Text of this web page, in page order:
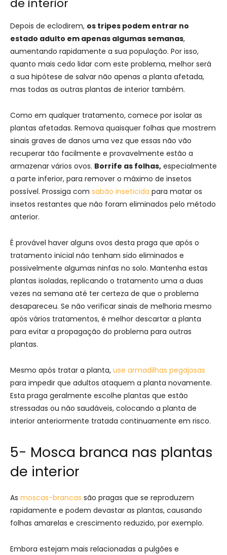
de interior
Depois de eclodirem, os tripes podem entrar no
estado adulto em apenas algumas semanas,
aumentando rapidamente a sua população. Por isso,
quanto mais cedo lidar com este problema, melhor será
a sua hipótese de salvar não apenas a planta afetada,
mas todas as outras plantas de interior também.
Como em qualquer tratamento, comece por isolar as
plantas afetadas. Remova quaisquer folhas que mostrem
sinais graves de danos uma vez que essas não vão
recuperar tão facilmente e provavelmente estão a
armazenar vários ovos. Borrife as folhas, especialmente
a parte inferior, para remover o máximo de insetos
possível. Prossiga com sabão inseticida para matar os
insetos restantes que não foram eliminados pelo método
anterior.
É provável haver alguns ovos desta praga que após o
tratamento inicial não tenham sido eliminados e
possivelmente algumas ninfas no solo. Mantenha estas
plantas isoladas, replicando o tratamento uma a duas
vezes na semana até ter certeza de que o problema
desapareceu. Se não verificar sinais de melhoria mesmo
após vários tratamentos, é melhor descartar a planta
para evitar a propagação do problema para outras
plantas.
Mesmo após tratar a planta, use armadilhas pegajosas
para impedir que adultos ataquem a planta novamente.
Esta praga geralmente escolhe plantas que estão
stressadas ou não saudáveis, colocando a planta de
interior anteriormente tratada continuamente em risco.
5- Mosca branca nas plantas
de interior
As moscas-brancas são pragas que se reproduzem
rapidamente e podem devastar as plantas, causando
folhas amarelas e crescimento reduzido, por exemplo.
Embora estejam mais relacionadas a pulgões e